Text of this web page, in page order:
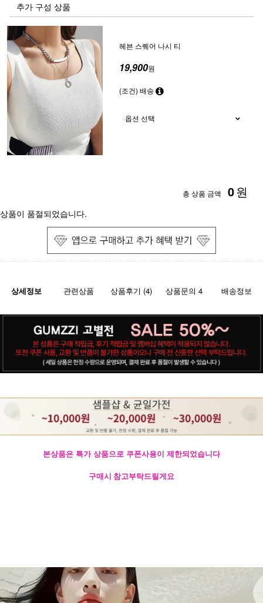
추가 구성 상품
헤븐 스퀘어 나시 티
19,900원
(조건) 배송
총 상품 금액 0원
상품이 품절되었습니다.
상세정보 관련상품 상품후기 (4) 상품문의 4 배송정보
본상품은 특가 상품으로 쿠폰사용이 제한되었습니다
구매시 참고부탁드릴게요